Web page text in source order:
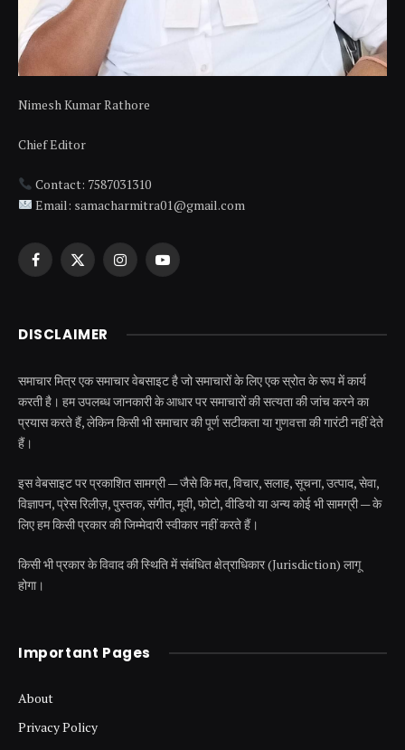
Nimesh Kumar Rathore
Chief Editor
Contact: 7587031310
Email: samacharmitra01@gmail.com
Facebook
X
InstagramYouTube
DISCLAIMER
समाचार मित्र एक समाचार वेबसाइट है जो समाचारों के लिए एक स्रोत के रूप में कार्य
करती है। हम उपलब्ध जानकारी के आधार पर समाचारों की सत्यता की जांच करने का
प्रयास करते हैं, लेकिन किसी भी समाचार की पूर्ण सटीकता या गुणवत्ता की गारंटी नहीं देते
हैं।
इस वेबसाइट पर प्रकाशित सामग्री — जैसे कि मत, विचार, सलाह, सूचना, उत्पाद, सेवा,
विज्ञापन, प्रेस रिलीज़, पुस्तक, संगीत, मूवी, फोटो, वीडियो या अन्य कोई भी सामग्री — के
लिए हम किसी प्रकार की जिम्मेदारी स्वीकार नहीं करते हैं।
किसी भी प्रकार के विवाद की स्थिति में संबंधित क्षेत्राधिकार (Jurisdiction) लागू
होगा।
Important Pages
About
Privacy Policy